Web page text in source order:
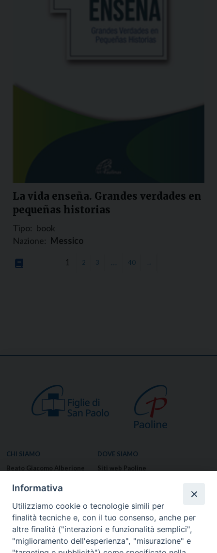
La vida enseña. Grandes verdades en
pequeñas historias
Tipo: book
Nazione: Messico
1 2 3 … 40 →
CHI SIAMO
Beato Giacomo Alberione
Missione Paolina
Luoghi delle Origini
Governo Generale
DOVE SIAMO
Siti web Paoline
Notizie dal governo generale
Notizie in breve
RISORSE
Informativa
Utilizziamo cookie o tecnologie simili per
finalità tecniche e, con il tuo consenso, anche per
altre finalità ("interazioni e funzionalità semplici",
"miglioramento dell'esperienza", "misurazione" e